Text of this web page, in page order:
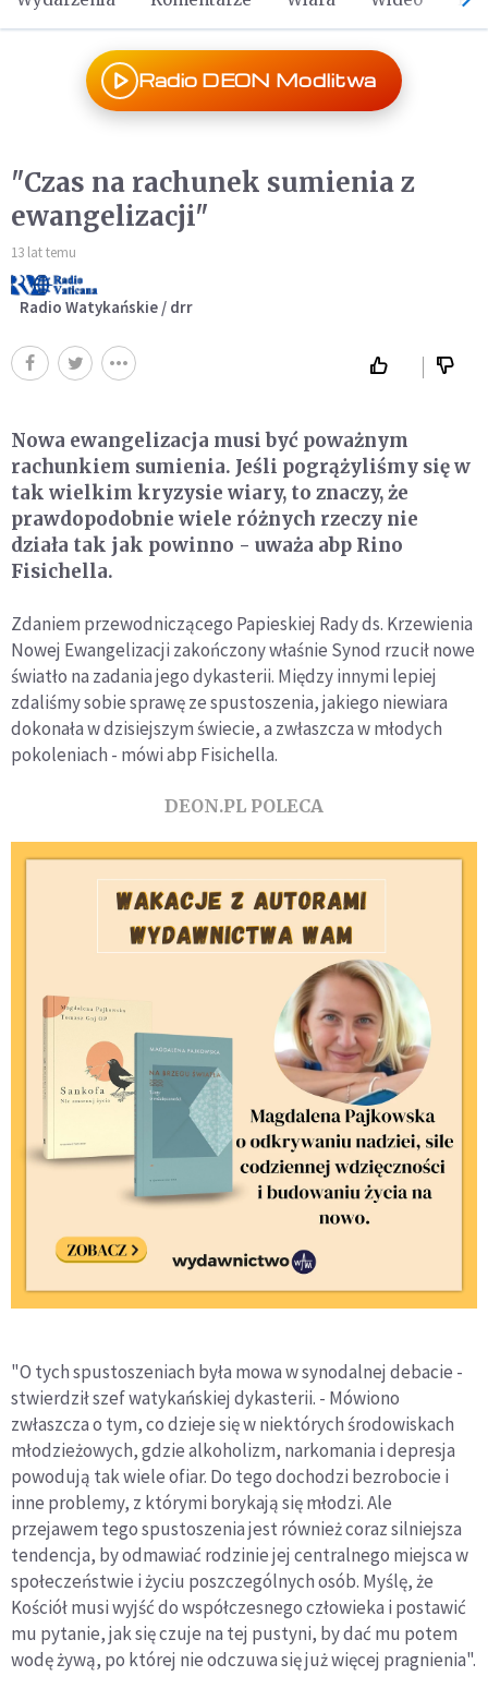
Radio DEON Modlitwa
"Czas na rachunek sumienia z
ewangelizacji"
13 lat temu
Radio Watykańskie / drr
Nowa ewangelizacja musi być poważnym
rachunkiem sumienia. Jeśli pogrążyliśmy się w
tak wielkim kryzysie wiary, to znaczy, że
prawdopodobnie wiele różnych rzeczy nie
działa tak jak powinno - uważa abp Rino
Fisichella.
Zdaniem przewodniczącego Papieskiej Rady ds. Krzewienia
Nowej Ewangelizacji zakończony właśnie Synod rzucił nowe
światło na zadania jego dykasterii. Między innymi lepiej
zdaliśmy sobie sprawę ze spustoszenia, jakiego niewiara
dokonała w dzisiejszym świecie, a zwłaszcza w młodych
pokoleniach - mówi abp Fisichella.
DEON.PL POLECA
"O tych spustoszeniach była mowa w synodalnej debacie -
stwierdził szef watykańskiej dykasterii. - Mówiono
zwłaszcza o tym, co dzieje się w niektórych środowiskach
młodzieżowych, gdzie alkoholizm, narkomania i depresja
powodują tak wiele ofiar. Do tego dochodzi bezrobocie i
inne problemy, z którymi borykają się młodzi. Ale
przejawem tego spustoszenia jest również coraz silniejsza
tendencja, by odmawiać rodzinie jej centralnego miejsca w
społeczeństwie i życiu poszczególnych osób. Myślę, że
Kościół musi wyjść do współczesnego człowieka i postawić
mu pytanie, jak się czuje na tej pustyni, by dać mu potem
wodę żywą, po której nie odczuwa się już więcej pragnienia".